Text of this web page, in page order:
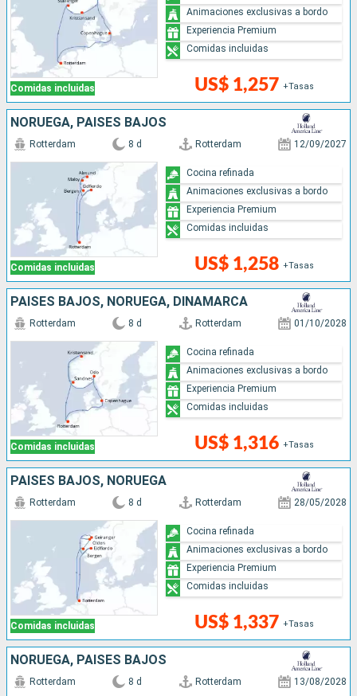
Comidas incluidas US$ 1,257 +Tasas
Animaciones exclusivas a bordo
Experiencia Premium
Comidas incluidas
NORUEGA, PAISES BAJOS
Comidas incluidas
Rotterdam 8 d Rotterdam 12/09/2027
US$ 1,258 +Tasas
Cocina refinada
Animaciones exclusivas a bordo
Experiencia Premium
Comidas incluidas
PAISES BAJOS, NORUEGA, DINAMARCA
Comidas incluidas
Rotterdam 8 d Rotterdam 01/10/2028
US$ 1,316 +Tasas
Cocina refinada
Animaciones exclusivas a bordo
Experiencia Premium
Comidas incluidas
PAISES BAJOS, NORUEGA
Comidas incluidas
Rotterdam 8 d Rotterdam 28/05/2028
US$ 1,337 +Tasas
Cocina refinada
Animaciones exclusivas a bordo
Experiencia Premium
Comidas incluidas
NORUEGA, PAISES BAJOS
Rotterdam 8 d Rotterdam 13/08/2028